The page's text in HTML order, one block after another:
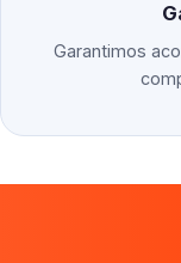
Garantimos